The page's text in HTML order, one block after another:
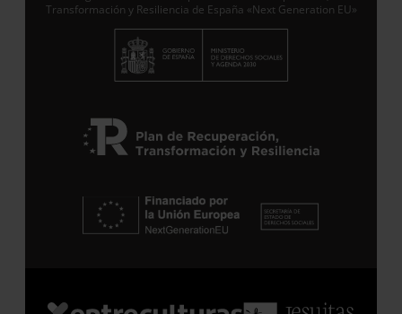
Suscribirme
Transformación y Resiliencia de España «Next Generation EU»